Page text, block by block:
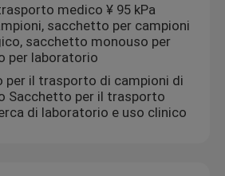
medico ¥ 95 kPa
sacchetto per campioni
sacchetto monouso per
per laboratorio
per il trasporto di campioni di
Sacchetto per il trasporto
di laboratorio e uso clinico